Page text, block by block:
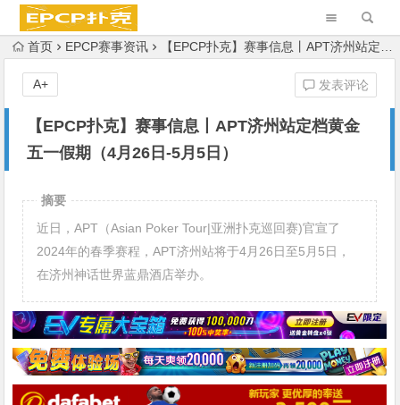
首页 EPCP赛事资讯 【EPCP扑克】赛事信息丨APT济州站定档黄金五一假期（4月26日-5月5日）
【EPCP扑克】赛事信息丨APT济州站定档黄金
五一假期（4月26日-5月5日）
发表评论
A+
摘要
近日，APT（Asian Poker Tour|亚洲扑克巡回赛)官宣了
2024年的春季赛程，APT济州站将于4月26日至5月5日，
在济州神话世界蓝鼎酒店举办。